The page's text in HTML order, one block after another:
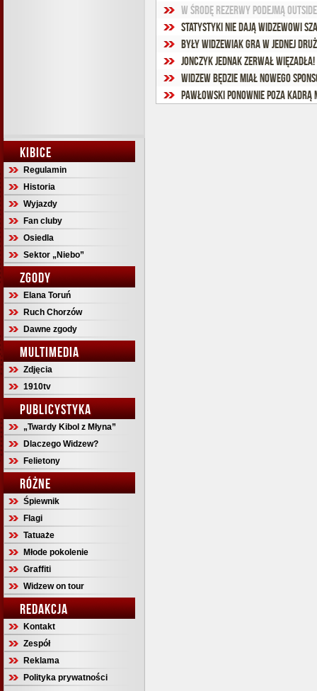
KIBICE
Regulamin
Historia
Wyjazdy
Fan cluby
Osiedla
Sektor „Niebo”
ZGODY
Elana Toruń
Ruch Chorzów
Dawne zgody
MULTIMEDIA
Zdjęcia
1910tv
PUBLICYSTYKA
„Twardy Kibol z Młyna”
Dlaczego Widzew?
Felietony
RÓŻNE
Śpiewnik
Flagi
Tatuaże
Młode pokolenie
Graffiti
Widzew on tour
REDAKCJA
Kontakt
Zespół
Reklama
Polityka prywatności
W środę rezerwy podejmą
Statystyki nie dają Widzewowi
Były widzewiak gra w jednej
Jonczyk jednak zerwał
Widzew będzie miał nowego
Pawłowski ponownie poza kadrą